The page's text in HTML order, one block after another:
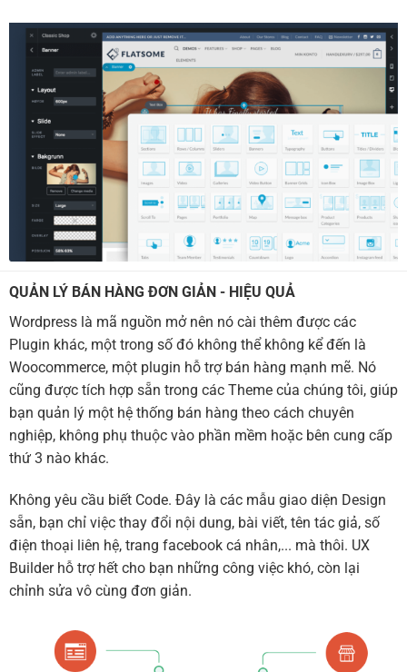
QUẢN LÝ BÁN HÀNG ĐƠN GIẢN - HIỆU QUẢ
Wordpress là mã nguồn mở nên nó cài thêm được các
Plugin khác, một trong số đó không thể không kể đến là
Woocommerce, một plugin hỗ trợ bán hàng mạnh mẽ. Nó
cũng được tích hợp sẵn trong các Theme của chúng tôi, giúp
bạn quản lý một hệ thống bán hàng theo cách chuyên
nghiệp, không phụ thuộc vào phần mềm hoặc bên cung cấp
thứ 3 nào khác.
Không yêu cầu biết Code. Đây là các mẫu giao diện Design
sẵn, bạn chỉ việc thay đổi nội dung, bài viết, tên tác giả, số
điện thoại liên hệ, trang facebook cá nhân,... mà thôi. UX
Builder hỗ trợ hết cho bạn những công việc khó, còn lại
chỉnh sửa vô cùng đơn giản.